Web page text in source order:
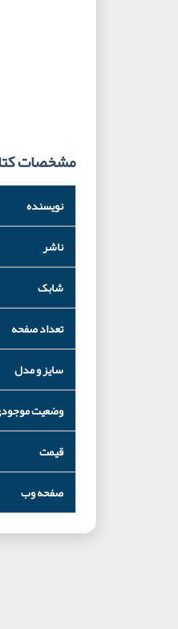
مشخصات
نویسنده
ناشر
شابک
تعداد صفحه
سایز و مدل
وضعیت
قیمت
صفحه وب